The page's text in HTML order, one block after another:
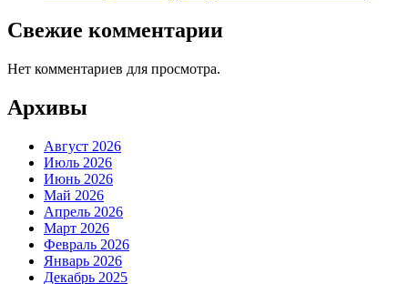
Свежие комментарии
Нет комментариев для просмотра.
Архивы
Август 2026
Июль 2026
Июнь 2026
Май 2026
Апрель 2026
Март 2026
Февраль 2026
Январь 2026
Декабрь 2025